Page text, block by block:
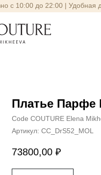
с 10:00 до 22:00 | Удобная
Платье
Code COUTURE Elena
Артикул: CC_DrS52_MOL
73800,00 ₽